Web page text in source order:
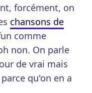
forcément, on
chansons de
comme
non. On parle
de vrai mais
qu'on en a